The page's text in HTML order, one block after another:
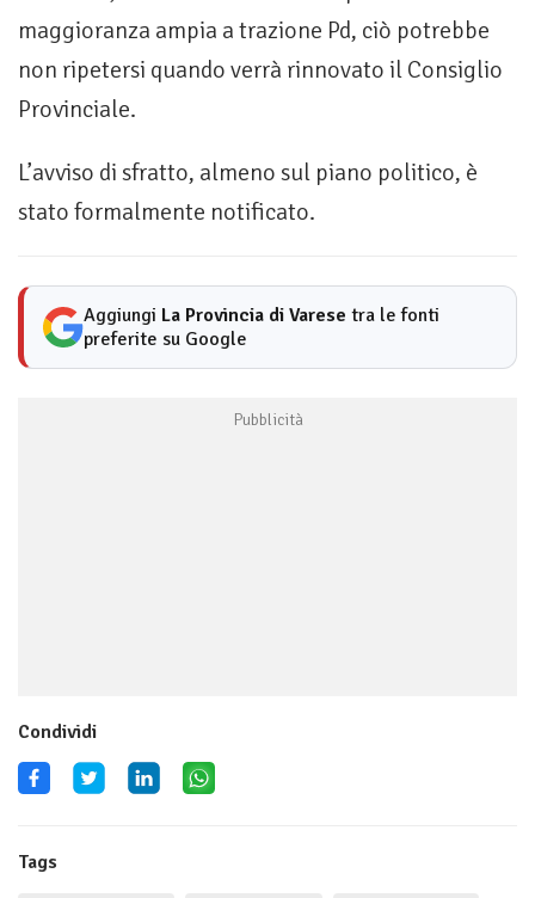
maggioranza ampia a trazione Pd, ciò potrebbe
non ripetersi quando verrà rinnovato il Consiglio
Provinciale.
L’avviso di sfratto, almeno sul piano politico, è
stato formalmente notificato.
Aggiungi La Provincia di Varese tra le fonti
preferite su Google
Condividi
Tags